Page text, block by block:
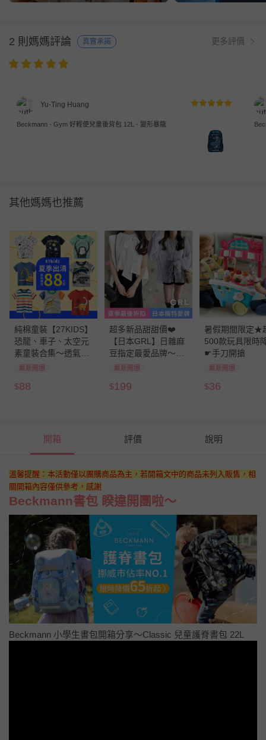
2 則媽媽評論 真實承諾 更多評價
Yu-Ting Huang
Beckmann - Gym 好輕便兒童後背包 12L - 變形暴龍
其他媽媽也推薦
純棉童裝【27KIDS】
恐龍、車子、太空元
素童裝合集～透氣親
膚，柔軟舒適，開學
最新開團
$88
超多新品甜甜價❤️
【日本GRL】日雜麻
豆指定最愛品牌～夏
季大特價！
最新開團
$199
暑假期間限定★
500款玩具限時
☛手刀開搶
最新開團
$36
開箱 評價 說明
溫馨提醒：本活動僅以團購商品為主，若開箱文中的商品未列入販售，相
關開箱內容僅供參考，感謝
Beckmann書包 睽違開團啦～
Beckmann 小學生書包開箱分享～Classic 兒童護脊書包 22L